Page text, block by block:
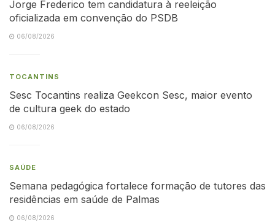
Jorge Frederico tem candidatura à reeleição
oficializada em convenção do PSDB
06/08/2026
TOCANTINS
Sesc Tocantins realiza Geekcon Sesc, maior evento
de cultura geek do estado
06/08/2026
SAÚDE
Semana pedagógica fortalece formação de tutores das
residências em saúde de Palmas
06/08/2026